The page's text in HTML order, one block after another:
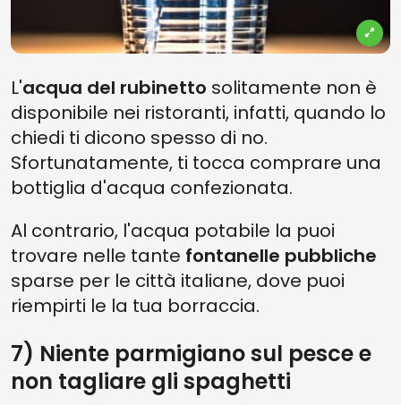
L'acqua del rubinetto solitamente non è
disponibile nei ristoranti, infatti, quando lo
chiedi ti dicono spesso di no.
Sfortunatamente, ti tocca comprare una
bottiglia d'acqua confezionata.
Al contrario, l'acqua potabile la puoi
trovare nelle tante fontanelle pubbliche
sparse per le città italiane, dove puoi
riempirti le la tua borraccia.
7) Niente parmigiano sul pesce e
non tagliare gli spaghetti